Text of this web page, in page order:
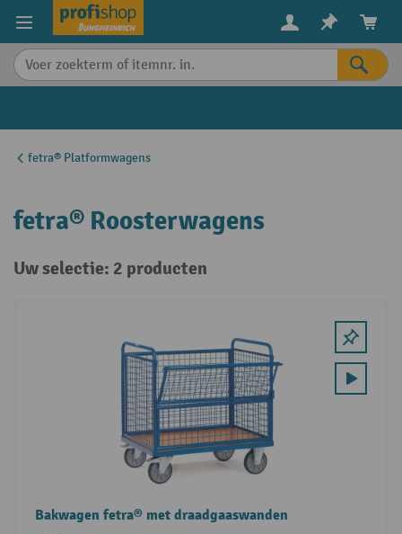
content
fetra® Platformwagens
fetra® Roosterwagens
Uw selectie: 2 producten
Bakwagen fetra® met draadgaaswanden